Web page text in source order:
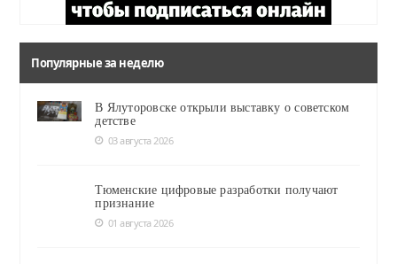
Популярные за неделю
В Ялуторовске открыли выставку о советском
детстве
03 августа 2026
Тюменские цифровые разработки получают
признание
01 августа 2026